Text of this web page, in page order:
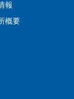
報
概要